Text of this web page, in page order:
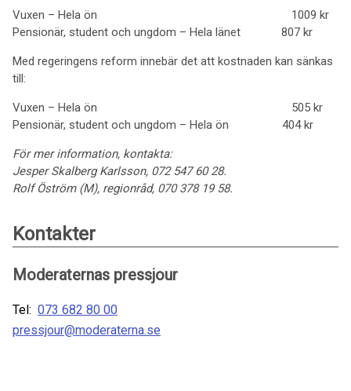
Vuxen – Hela ön 1009 kr
Pensionär, student och ungdom – Hela länet 807 kr
Med regeringens reform innebär det att kostnaden kan sänkas
till:
Vuxen – Hela ön 505 kr
Pensionär, student och ungdom – Hela ön 404 kr
För mer information, kontakta:
Jesper Skalberg Karlsson, 072 547 60 28.
Rolf Öström (M), regionråd, 070 378 19 58.
Kontakter
Moderaternas pressjour
Tel: 073 682 80 00
pressjour@moderaterna.se